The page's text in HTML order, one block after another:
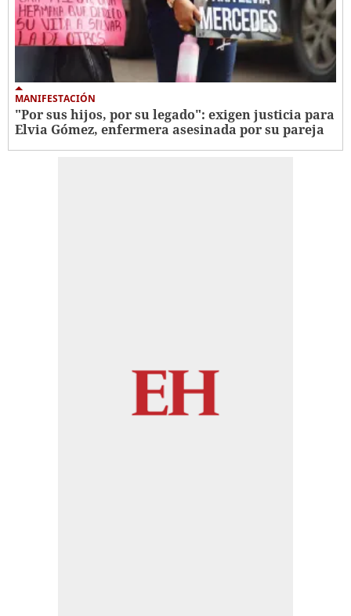
MANIFESTACIÓN
"Por sus hijos, por su legado": exigen justicia para
Elvia Gómez, enfermera asesinada por su pareja